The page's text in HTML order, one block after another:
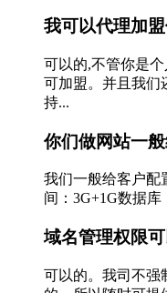
我可以代理加
可以的,不管你是
可加盟。并且我们
持...
你们做网站一
我们一般给客户配
间：3G+1G数据
域名管理权限
可以的。我司不强